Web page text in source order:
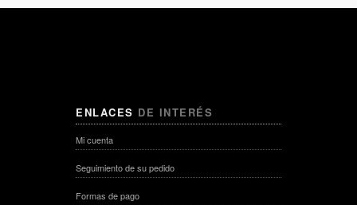
ENLACES DE INTERÉS
Mi cuenta
Seguimiento de su pedido
Formas de pago